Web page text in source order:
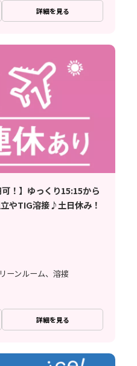
詳細を見る
可！】ゆっくり15:15から
やTIG溶接♪土日休み！
ーンルーム、溶接
詳細を見る